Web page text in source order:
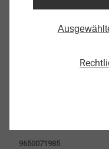
9650071985